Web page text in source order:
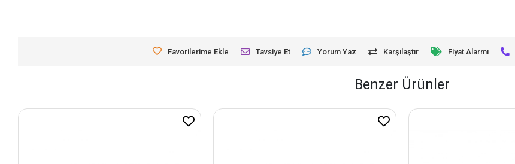
Favorilerime Ekle Tavsiye Et Yorum Yaz Karşılaştır Fiyat Alarmı
Benzer Ürünler